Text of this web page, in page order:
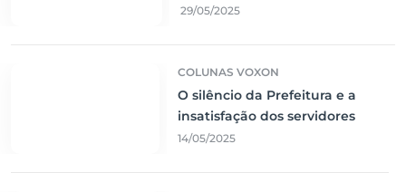
rede de segurança comunitária
29/05/2025
COLUNAS VOXON
O silêncio da Prefeitura e a
insatisfação dos servidores
14/05/2025